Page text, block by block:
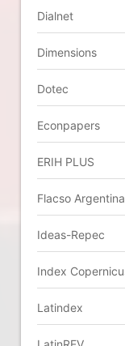
Dialnet
Dimensions
Dotec
Econpapers
ERIH PLUS
Flacso Argentina
Ideas-Repec
Index
Latindex